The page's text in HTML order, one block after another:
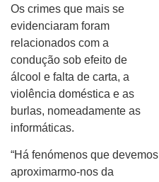
Os crimes que mais se
evidenciaram foram
relacionados com a
condução sob efeito de
álcool e falta de carta, a
violência doméstica e as
burlas, nomeadamente as
informáticas.
“Há fenómenos que devemos
aproximarmo-nos da